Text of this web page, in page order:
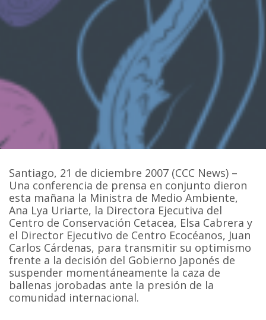
Santiago, 21 de diciembre 2007 (CCC News) –
Una conferencia de prensa en conjunto dieron
esta mañana la Ministra de Medio Ambiente,
Ana Lya Uriarte, la Directora Ejecutiva del
Centro de Conservación Cetacea, Elsa Cabrera y
el Director Ejecutivo de Centro Ecocéanos, Juan
Carlos Cárdenas, para transmitir su optimismo
frente a la decisión del Gobierno Japonés de
suspender momentáneamente la caza de
ballenas jorobadas ante la presión de la
comunidad internacional.